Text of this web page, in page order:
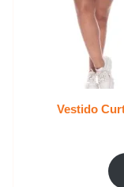
Vestido